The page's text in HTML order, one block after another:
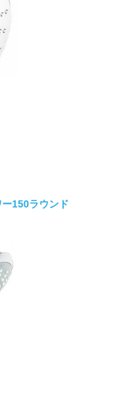
150ラウンド